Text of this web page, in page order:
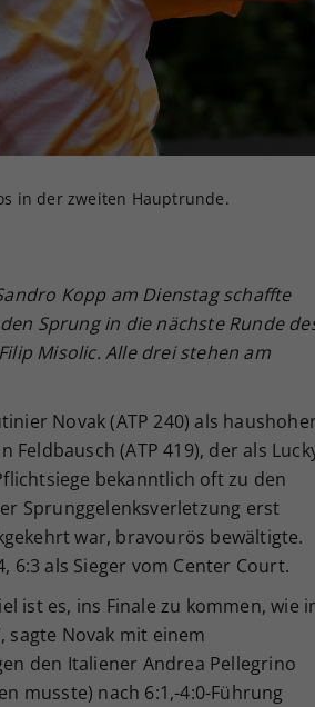
in der zweiten Hauptrunde.
Kopp am Dienstag schaffte
Sprung in die nächste Runde
Filip Misolic. Alle drei stehen am
Novak (ATP 240) als haushoher
Feldbausch (ATP 419), der als
bekanntlich oft zu den
Sprunggelenksverletzung erst
war, bravourös bewältigte.
6:3 als Sieger vom Center Court.
ist es, ins Finale zu kommen, wie
sagte Novak mit einem
den Italiener Andrea Pellegrino
musste) nach 6:1,-4:0-Führung
vorgenommen Einstellungen, falls der
Betreiber dies eingestellt hat.